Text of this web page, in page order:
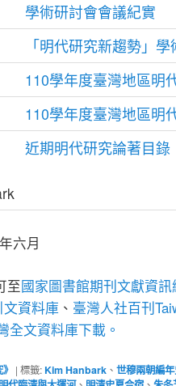
學術研討會會議紀實
「明代研究新趨勢」
110學年度臺灣地區明
110學年度臺灣地區明
近期明代研究論著目錄
六月
至國家圖書館期刊文獻資訊
文資料庫 、 臺灣人社百刊
全文資料庫下載。
| 標籤: Kim Hanbark 、 世穆兩朝編